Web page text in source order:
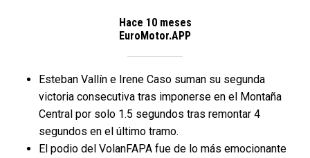
Hace 10 meses
EuroMotor.APP
Esteban Vallín e Irene Caso suman su segunda
victoria consecutiva tras imponerse en el Montaña
Central por solo 1.5 segundos tras remontar 4
segundos en el último tramo.
El podio del VolanFAPA fue de lo más emocionante